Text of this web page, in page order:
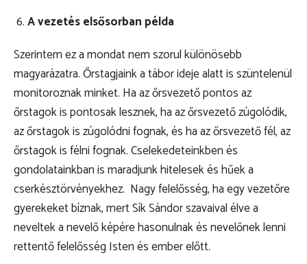
A vezetés elsősorban példa
Szerintem ez a mondat nem szorul különösebb
magyarázatra. Őrstagjaink a tábor ideje alatt is szüntelenül
monitoroznak minket. Ha az őrsvezető pontos az
őrstagok is pontosak lesznek, ha az őrsvezető zúgolódik,
az őrstagok is zúgolódni fognak, és ha az őrsvezető fél, az
őrstagok is félni fognak. Cselekedeteinkben és
gondolatainkban is maradjunk hitelesek és hűek a
cserkésztörvényekhez. Nagy felelősség, ha egy vezetőre
gyerekeket bíznak, mert Sík Sándor szavaival élve a
neveltek a nevelő képére hasonulnak és nevelőnek lenni
rettentő felelősség Isten és ember előtt.